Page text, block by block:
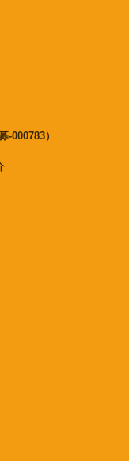
-000783）